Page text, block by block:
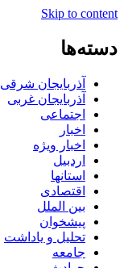
Skip to content
دسته‌ها
آذربایجان شرقی
آذربایجان غربی
اجتماعی
اخبار
اخبار ویژه
اردبیل
استانها
اقتصادی
بین الملل
پیشخوان
تحلیل و یاداشت
جامعه